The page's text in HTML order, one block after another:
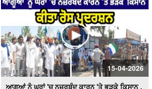
15-04-2026
ਆਗੂਆਂ ਨੂੰ ਘਰਾਂ 'ਚ ਨਜ਼ਰਬੰਦ ਕਾਰਨ 'ਤੇ ਭੜਕੇ ਕਿਸਾਨ ,